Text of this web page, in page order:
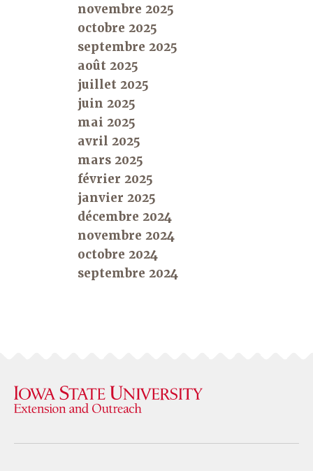
novembre 2025
octobre 2025
septembre 2025
août 2025
juillet 2025
juin 2025
mai 2025
avril 2025
mars 2025
février 2025
janvier 2025
décembre 2024
novembre 2024
octobre 2024
septembre 2024